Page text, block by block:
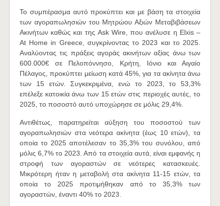
Το συμπέρασμα αυτό προκύπτει και με βάση τα στοιχεία
των αγοραπωλησιών του Μητρώου Αξιών Μεταβιβάσεων
Ακινήτων καθώς και της Ask Wire, που ανέλυσε η Elxis –
At Home in Greece, συγκρίνοντας το 2023 και το 2025.
Αναλύοντας τις πράξεις αγοράς ακινήτων αξίας άνω των
600.000€ σε Πελοπόννησο, Κρήτη, Ιόνιο και Αιγαίο
Πέλαγος, προκύπτει μείωση κατά 45%, για τα ακίνητα άνω
των 15 ετών. Συγκεκριμένα, ενώ το 2023, το 53,3%
επέλεξε κατοικία άνω των 15 ετών στις περιοχές αυτές, το
2025, το ποσοστό αυτό υποχώρησε σε μόλις 29,4%.
Αντιθέτως, παρατηρείται αύξηση του ποσοστού των
αγοραπωλησιών στα νεότερα ακίνητα (έως 10 ετών), τα
οποία το 2025 αποτέλεσαν το 35,3% του συνόλου, από
μόλις 6,7% το 2023. Από τα στοιχεία αυτά, είναι εμφανής η
στροφή των αγοραστών σε νεότερες κατασκευές.
Μικρότερη ήταν η μεταβολή στα ακίνητα 11-15 ετών, τα
οποία το 2025 προτιμήθηκαν από το 35,3% των
αγοραστών, έναντι 40% το 2023.